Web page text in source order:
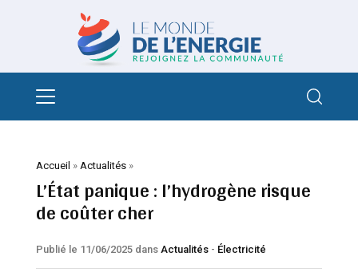
Accueil » Actualités»
L’État panique : l’hydrogène risque
de coûter cher
Publié le 11/06/2025 dans Actualités- Électricité